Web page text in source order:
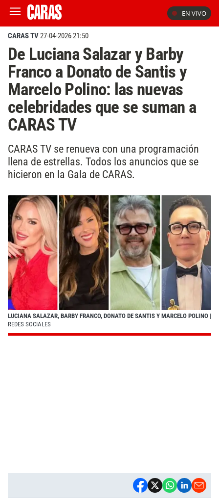
EN VIVO
CARAS TV27-04-2026 21:50
De Luciana Salazar y Barby
Franco a Donato de Santis y
Marcelo Polino: las nuevas
celebridades que se suman a
CARAS TV
CARAS TV se renueva con una programación
llena de estrellas. Todos los anuncios que se
hicieron en la Gala de CARAS.
LUCIANA SALAZAR, BARBY FRANCO, DONATO DE SANTIS Y MARCELO POLINO |
REDES SOCIALES